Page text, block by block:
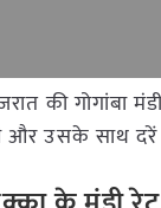
की गोगांबा
और उसके साथ